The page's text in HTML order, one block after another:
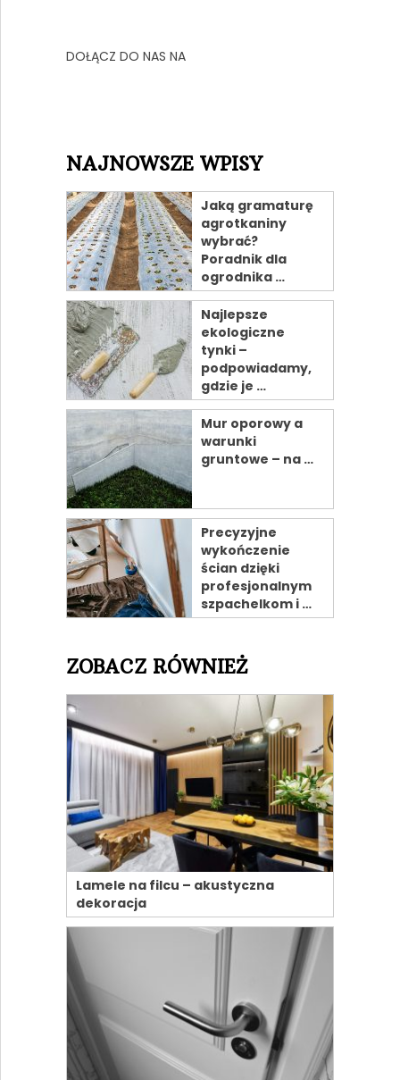
DOŁĄCZ DO NAS NA
NAJNOWSZE WPISY
Jaką gramaturę
agrotkaniny
wybrać?
Poradnik dla
ogrodnika …
Najlepsze
ekologiczne
tynki –
podpowiadamy,
gdzie je …
Mur oporowy a
warunki
gruntowe – na …
Precyzyjne
wykończenie
ścian dzięki
profesjonalnym
szpachelkom i …
ZOBACZ RÓWNIEŻ
Lamele na filcu – akustyczna
dekoracja